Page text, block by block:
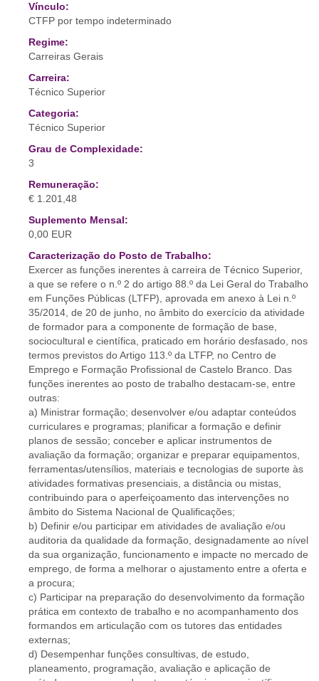
Vínculo:
CTFP por tempo indeterminado
Regime:
Carreiras Gerais
Carreira:
Técnico Superior
Categoria:
Técnico Superior
Grau de Complexidade:
3
Remuneração:
€ 1.201,48
Suplemento Mensal:
0,00 EUR
Caracterização do Posto de Trabalho:
Exercer as funções inerentes à carreira de Técnico Superior,
a que se refere o n.º 2 do artigo 88.º da Lei Geral do Trabalho
em Funções Públicas (LTFP), aprovada em anexo à Lei n.º
35/2014, de 20 de junho, no âmbito do exercício da atividade
de formador para a componente de formação de base,
sociocultural e científica, praticado em horário desfasado, nos
termos previstos do Artigo 113.º da LTFP, no Centro de
Emprego e Formação Profissional de Castelo Branco. Das
funções inerentes ao posto de trabalho destacam-se, entre
outras:
a) Ministrar formação; desenvolver e/ou adaptar conteúdos
curriculares e programas; planificar a formação e definir
planos de sessão; conceber e aplicar instrumentos de
avaliação da formação; organizar e preparar equipamentos,
ferramentas/utensílios, materiais e tecnologias de suporte às
atividades formativas presenciais, a distância ou mistas,
contribuindo para o aperfeiçoamento das intervenções no
âmbito do Sistema Nacional de Qualificações;
b) Definir e/ou participar em atividades de avaliação e/ou
auditoria da qualidade da formação, designadamente ao nível
da sua organização, funcionamento e impacte no mercado de
emprego, de forma a melhorar o ajustamento entre a oferta e
a procura;
c) Participar na preparação do desenvolvimento da formação
prática em contexto de trabalho e no acompanhamento dos
formandos em articulação com os tutores das entidades
externas;
d) Desempenhar funções consultivas, de estudo,
planeamento, programação, avaliação e aplicação de